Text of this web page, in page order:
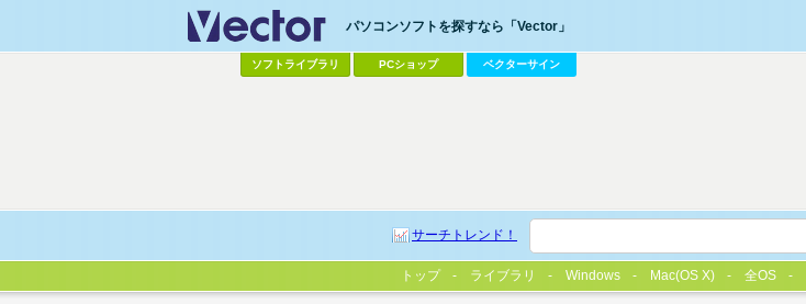
パソコンソフトを探すなら「Vector」
ソフトライブラリ PCショップ ベクターサイン
サーチトレンド！
トップ ライブラリ Windows Mac(OS X) 全OS